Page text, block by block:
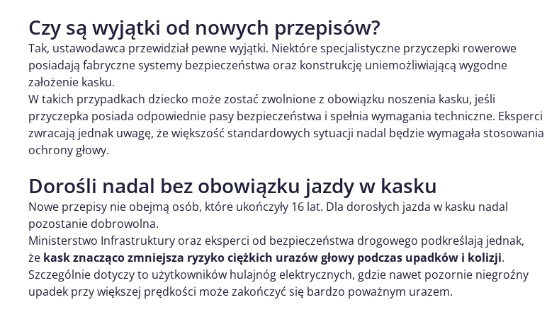
Czy są wyjątki od nowych przepisów?
Tak, ustawodawca przewidział pewne wyjątki. Niektóre specjalistyczne przyczepki rowerowe
posiadają fabryczne systemy bezpieczeństwa oraz konstrukcję uniemożliwiającą wygodne
założenie kasku.
W takich przypadkach dziecko może zostać zwolnione z obowiązku noszenia kasku, jeśli
przyczepka posiada odpowiednie pasy bezpieczeństwa i spełnia wymagania techniczne. Eksperci
zwracają jednak uwagę, że większość standardowych sytuacji nadal będzie wymagała stosowania
ochrony głowy.
Dorośli nadal bez obowiązku jazdy w kasku
Nowe przepisy nie obejmą osób, które ukończyły 16 lat. Dla dorosłych jazda w kasku nadal
pozostanie dobrowolna.
Ministerstwo Infrastruktury oraz eksperci od bezpieczeństwa drogowego podkreślają jednak,
że kask znacząco zmniejsza ryzyko ciężkich urazów głowy podczas upadków i kolizji.
Szczególnie dotyczy to użytkowników hulajnóg elektrycznych, gdzie nawet pozornie niegroźny
upadek przy większej prędkości może zakończyć się bardzo poważnym urazem.